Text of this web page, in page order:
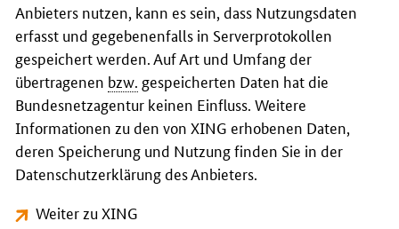
Anbieters nutzen, kann es sein, dass Nutzungsdaten
erfasst und gegebenenfalls in Serverprotokollen
gespeichert werden. Auf Art und Umfang der
übertragenen bzw. gespeicherten Daten hat die
Bundesnetzagentur keinen Einfluss. Weitere
Informationen zu den von XING erhobenen Daten,
deren Speicherung und Nutzung finden Sie in der
Datenschutzerklärung des Anbieters.
Weiter zu XING